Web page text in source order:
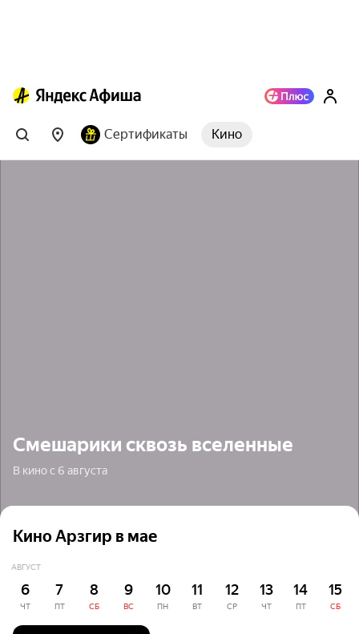
Сертификаты Кино
Смешарики сквозь вселенные
В кино с 6 августа
Кино Арзгир в мае
АВГУСТ
6
ЧТ
7
ПТ
8
СБ
9
ВС
10
ПН
11
ВТ
12
СР
13
ЧТ
14
ПТ
15
СБ